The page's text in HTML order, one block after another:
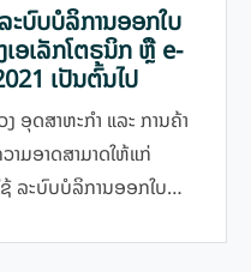
ະບົບບໍລິການອອກໃບ
ເອເລັກໂຕຣນິກ ຫຼື e-
ເປັນຕົ້ນໄປ
ອຸດສາຫະກໍາ ແລະ ການຄ້າ
າມອາດສາມາດໃຫ້ແກ່
ລະບົບບໍລິການອອກໃບ
ສິນຄ້າດ້ວຍຕົນເອງ ແລະ